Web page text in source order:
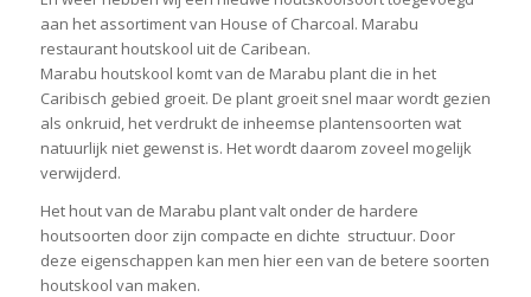
aan het assortiment van House of Charcoal. Marabu
restaurant houtskool uit de Caribean.
Marabu houtskool komt van de Marabu plant die in het
Caribisch gebied groeit. De plant groeit snel maar wordt gezien
als onkruid, het verdrukt de inheemse plantensoorten wat
natuurlijk niet gewenst is. Het wordt daarom zoveel mogelijk
verwijderd.
Het hout van de Marabu plant valt onder de hardere
houtsoorten door zijn compacte en dichte structuur. Door
deze eigenschappen kan men hier een van de betere soorten
houtskool van maken.